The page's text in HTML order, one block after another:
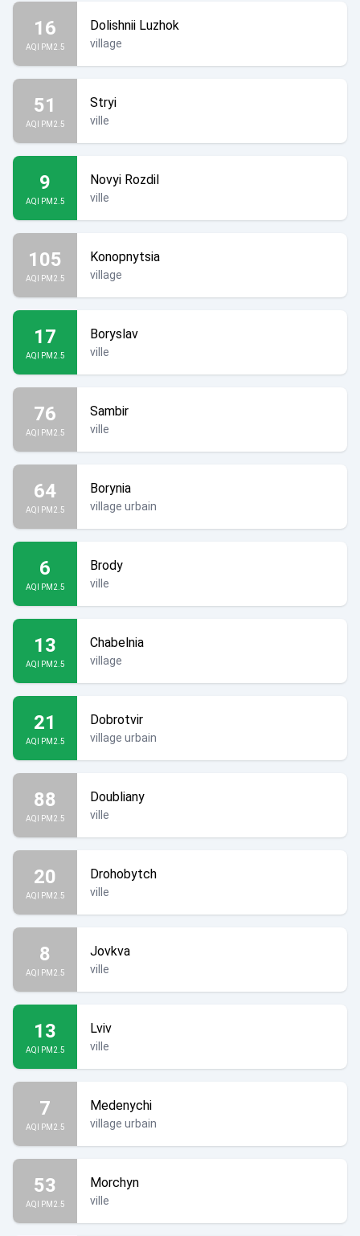
16
AQI PM2.5
Dolishnii Luzhok
village
51
AQI PM2.5
Stryi
ville
9
AQI PM2.5
Novyi Rozdil
ville
105
AQI PM2.5
Konopnytsia
village
17
AQI PM2.5
Boryslav
ville
76
AQI PM2.5
Sambir
ville
64
AQI PM2.5
Borynia
village urbain
6
AQI PM2.5
Brody
ville
13
AQI PM2.5
Chabelnia
village
21
AQI PM2.5
Dobrotvir
village urbain
88
AQI PM2.5
Doubliany
ville
20
AQI PM2.5
Drohobytch
ville
8
AQI PM2.5
Jovkva
ville
13
AQI PM2.5
Lviv
ville
7
AQI PM2.5
Medenychi
village urbain
53
AQI PM2.5
Morchyn
ville